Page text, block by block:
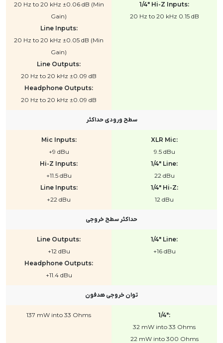
1/4" Hi-Z Inputs:
20 Hz to 20 kHz 0.15 dB
20 Hz to 20 kHz ±0.06 dB (Min
Gain)
Line Inputs:
20 Hz to 20 kHz ±0.05 dB (Min
Gain)
Line Outputs:
20 Hz to 20 kHz ±0.09 dB
Headphone Outputs:
20 Hz to 20 kHz ±0.09 dB
سطح ورودی حداکثر
XLR Mic:
9.5 dBu
1/4" Line:
22 dBu
1/4" Hi-Z:
12 dBu
Mic Inputs:
+9 dBu
Hi-Z Inputs:
+11.5 dBu
Line Inputs:
+22 dBu
حداکثر سطح خروجی
1/4" Line:
+16 dBu
Line Outputs:
+12 dBu
Headphone Outputs:
+11.4 dBu
توان خروجی هدفون
1/4":
32 mW into 33 Ohms
22 mW into 300 Ohms
137 mW into 33 Ohms